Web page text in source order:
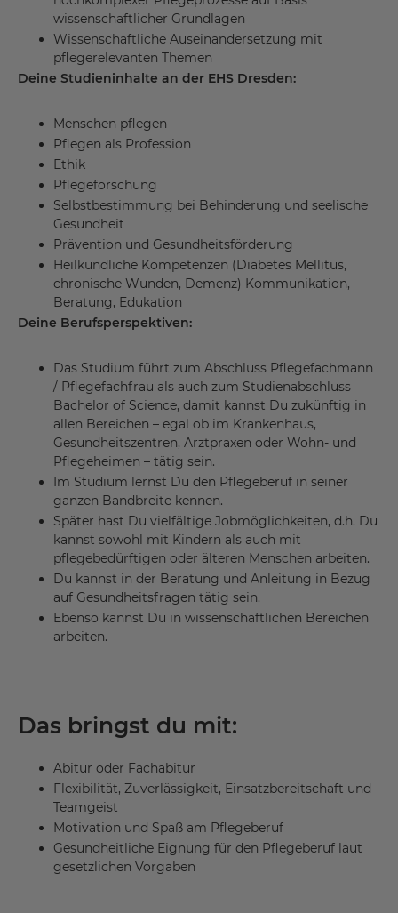
wissenschaftlicher Grundlagen
Wissenschaftliche Auseinandersetzung mit
pflegerelevanten Themen
Deine Studieninhalte an der EHS Dresden:
Menschen pflegen
Pflegen als Profession
Ethik
Pflegeforschung
Selbstbestimmung bei Behinderung und seelische
Gesundheit
Prävention und Gesundheitsförderung
Heilkundliche Kompetenzen (Diabetes Mellitus,
chronische Wunden, Demenz) Kommunikation,
Beratung, Edukation
Deine Berufsperspektiven:
Das Studium führt zum Abschluss Pflegefachmann
/ Pflegefachfrau als auch zum Studienabschluss
Bachelor of Science, damit kannst Du zukünftig in
allen Bereichen – egal ob im Krankenhaus,
Gesundheitszentren, Arztpraxen oder Wohn- und
Pflegeheimen – tätig sein.
Im Studium lernst Du den Pflegeberuf in seiner
ganzen Bandbreite kennen.
Später hast Du vielfältige Jobmöglichkeiten, d.h. Du
kannst sowohl mit Kindern als auch mit
pflegebedürftigen oder älteren Menschen arbeiten.
Du kannst in der Beratung und Anleitung in Bezug
auf Gesundheitsfragen tätig sein.
Ebenso kannst Du in wissenschaftlichen Bereichen
arbeiten.
Das bringst du mit:
Abitur oder Fachabitur
Flexibilität, Zuverlässigkeit, Einsatzbereitschaft und
Teamgeist
Motivation und Spaß am Pflegeberuf
Gesundheitliche Eignung für den Pflegeberuf laut
gesetzlichen Vorgaben